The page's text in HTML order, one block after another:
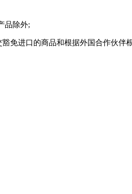
品除外;
免进口的商品和根据外国合作伙伴